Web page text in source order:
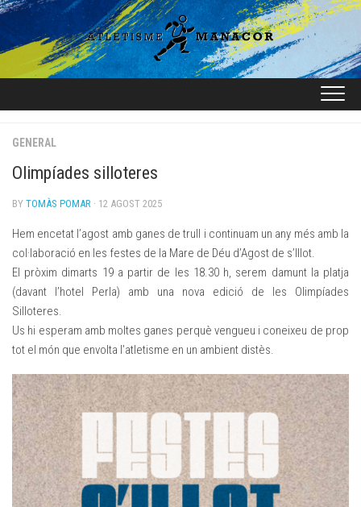
Skip
to
content
GENERAL
Olimpíades silloteres
BY TOMÀS POMAR · 12 AGOST 2025
Hem encetat l’agost amb ganes de trull i continuam un any més amb la
col·laboració en les festes de la Mare de Déu d’Agost de s’Illot.
El pròxim dimarts 19 a partir de les 18.30 h, serem damunt la platja
(davant l’hotel Perla) amb una nova edició de les Olimpíades
Silloteres.
Us hi esperam amb moltes ganes perquè vengueu i coneixeu de prop
tot el món que envolta l’atletisme en un ambient distès.